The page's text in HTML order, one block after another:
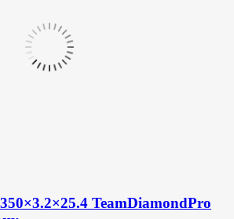
TeamDiamondPro